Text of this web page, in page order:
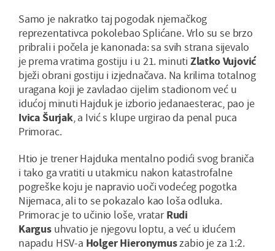
Samo je nakratko taj pogodak njemačkog
reprezentativca pokolebao Splićane. Vrlo su se brzo
pribrali i počela je kanonada: sa svih strana sijevalo
je prema vratima gostiju i u 21. minuti Zlatko Vujović
bježi obrani gostiju i izjednačava. Na krilima totalnog
uragana koji je zavladao cijelim stadionom već u
idućoj minuti Hajduk je izborio jedanaesterac, pao je
Ivica Šurjak, a Ivić s klupe urgirao da penal puca
Primorac.
Htio je trener Hajduka mentalno podići svog braniča
i tako ga vratiti u utakmicu nakon katastrofalne
pogreške koju je napravio uoči vodećeg pogotka
Nijemaca, ali to se pokazalo kao loša odluka.
Primorac je to učinio loše, vratarRudi
Kargusuhvatio je njegovu loptu, a već u idućem
napadu HSV-a Holger Hieronymuszabio je za 1:2.